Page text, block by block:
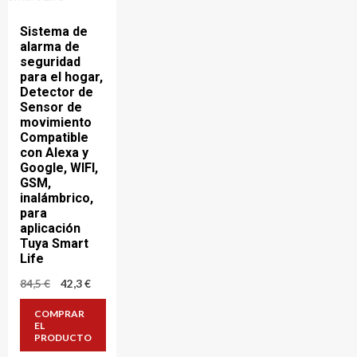
Sistema de
alarma de
seguridad
para el hogar,
Detector de
Sensor de
movimiento
Compatible
con Alexa y
Google, WIFI,
GSM,
inalámbrico,
para
aplicación
Tuya Smart
Life
84,5€
El
precio
original
84,5 €.
42,3€El
precio
42,3 €.
COMPRAR
EL
PRODUCTO